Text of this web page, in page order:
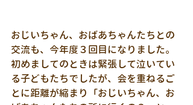
おじいちゃん、おばあちゃんたちとの
交流も、今年度３回目になりました。
初めましてのときは緊張して泣いてい
る子どもたちでしたが、会を重ねるご
とに距離が縮まり「おじいちゃん、お